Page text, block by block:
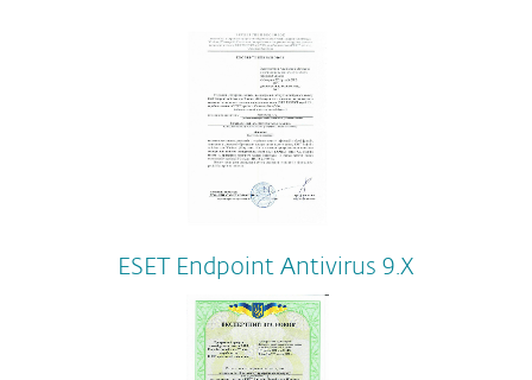
ESET Endpoint Antivirus 9.Х